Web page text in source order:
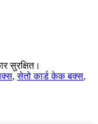
सुरक्षित।
,सेतो कार्ड केक बक्स,